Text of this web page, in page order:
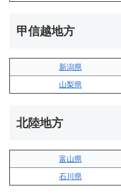
甲信越地方
新潟県
山梨県
北陸地方
富山県
石川県